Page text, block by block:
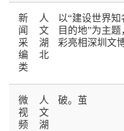
新
闻
采
编
类
人
文
湖
北
以“建设世界
目的地”为主
彩亮相深圳文
微
视
频
人
文
湖
破。茧